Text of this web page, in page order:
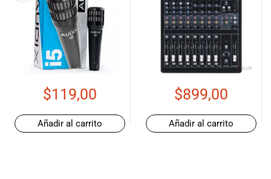
$119,00
Añadir al carrito
$899,00
Añadir al carrito